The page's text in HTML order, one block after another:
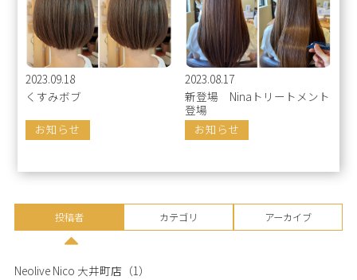
2023.09.18
くすみボブ
お知らせ
2023.08.17
新登場 Ninaトリートメント
登場
お知らせ
投稿者 カテゴリ アーカイブ
Neolive Nico 大井町店 （1）